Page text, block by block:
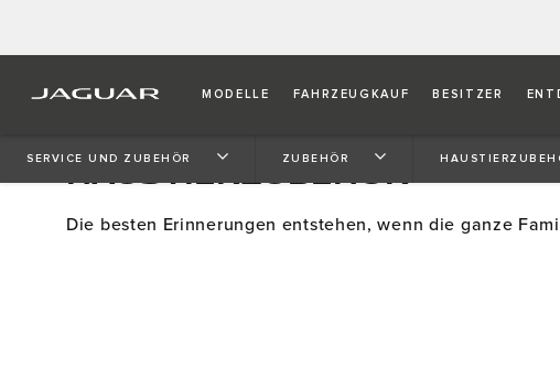
MODELLE FAHRZEUGKAUF BESITZER
SERVICE UND ZUBEHÖR ZUBEHÖR
HAUSTIERZUBEHÖR
Die besten Erinnerungen entstehen, wenn die ganze